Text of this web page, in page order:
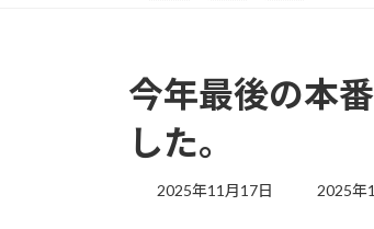
今年最後の本
した。
2025年11月17日
最
2025年